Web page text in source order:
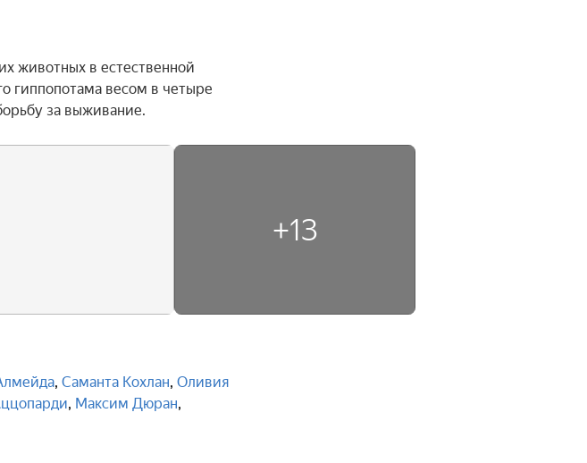
животных в естественной
гиппопотама весом в четыре
за выживание.
+13
, Саманта Кохлан, Оливия
, Максим Дюран,